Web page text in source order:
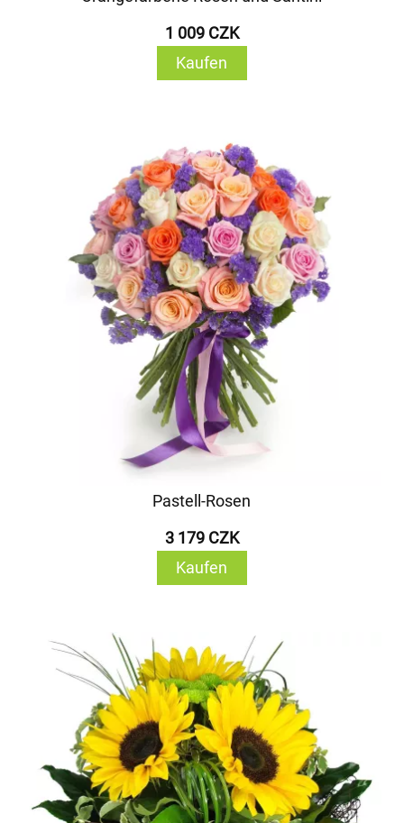
1 009 CZK
Kaufen
Pastell-Rosen
3 179 CZK
Kaufen